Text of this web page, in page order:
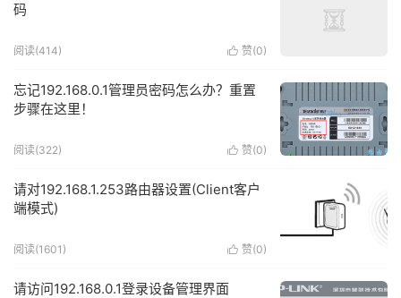
码
 赞(0)
阅读(414)
忘记192.168.0.1管理员密码怎么办？重置
步骤在这里！
 赞(0)
阅读(322)
请对192.168.1.253路由器设置(Client客户
端模式)
 赞(0)
阅读(1601)
请访问192.168.0.1登录设备管理界面